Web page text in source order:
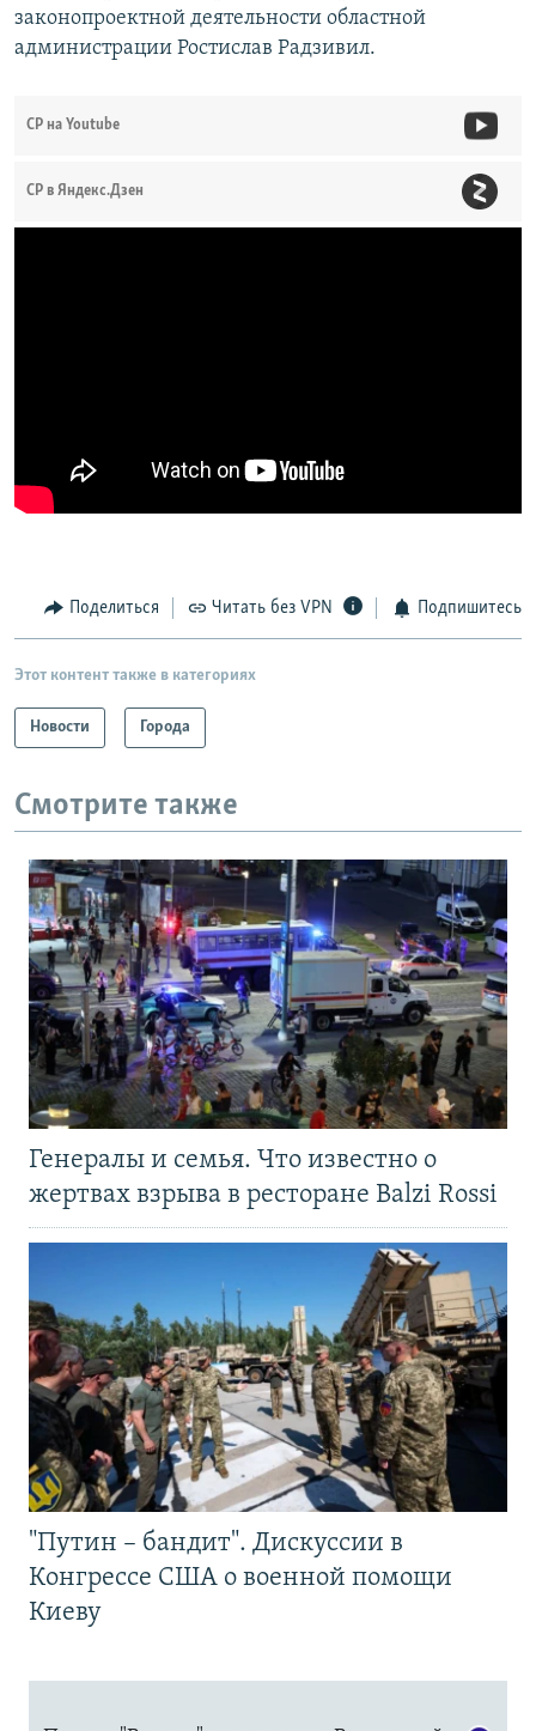
законопроектной деятельности областной
администрации Ростислав Радзивил.
СР на Youtube
СР в Яндекс.Дзен
Поделиться Читать без VPN Подпишитесь
Этот контент также в категориях
Новости Города
Смотрите также
Генералы и семья. Что известно о
жертвах взрыва в ресторане Balzi Rossi
"Путин – бандит". Дискуссии в
Конгрессе США о военной помощи
Киеву